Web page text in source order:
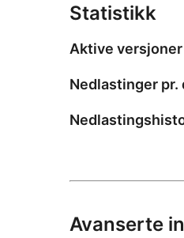
Statistikk
Aktive versjoner
Nedlastinger pr.
Avanserte